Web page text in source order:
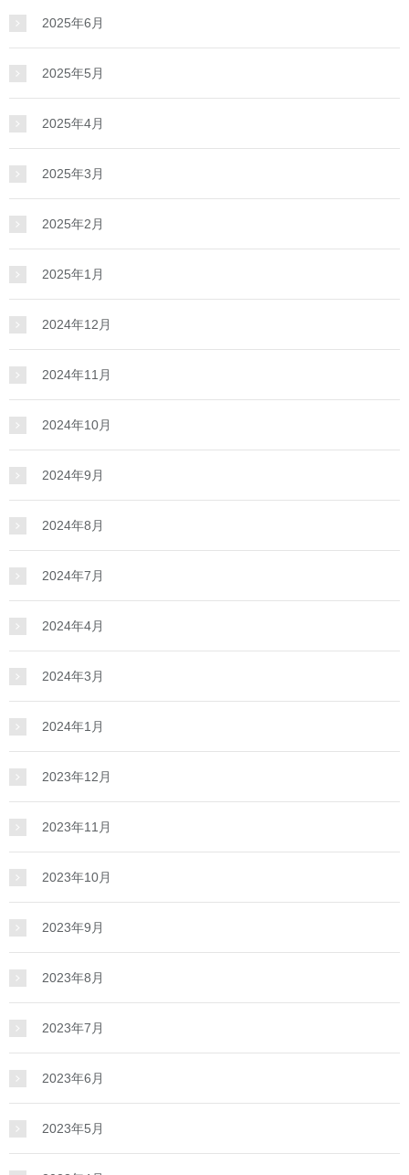
2025年6月
2025年5月
2025年4月
2025年3月
2025年2月
2025年1月
2024年12月
2024年11月
2024年10月
2024年9月
2024年8月
2024年7月
2024年4月
2024年3月
2024年1月
2023年12月
2023年11月
2023年10月
2023年9月
2023年8月
2023年7月
2023年6月
2023年5月